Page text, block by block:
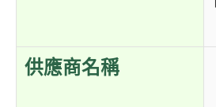
供應商名稱